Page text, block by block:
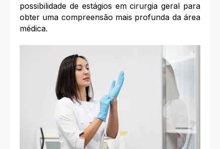
possibilidade de estágios em cirurgia geral para
obter uma compreensão mais profunda da área
médica.